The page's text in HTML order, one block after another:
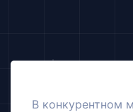
В конкурентном